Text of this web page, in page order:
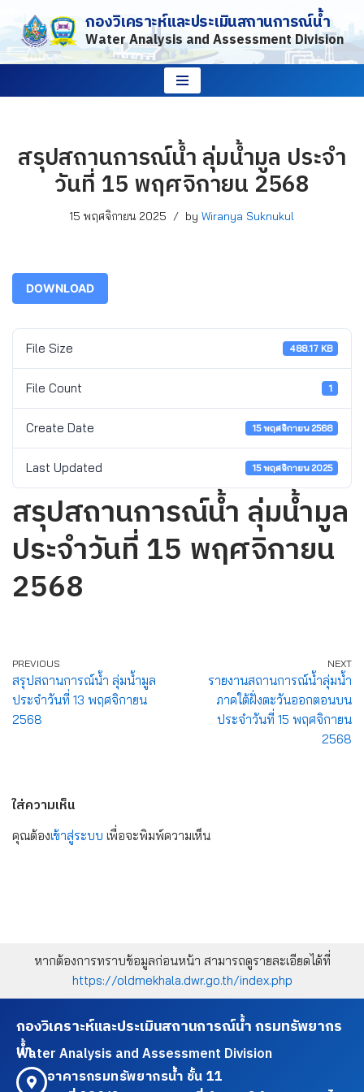
Skip
to
กองวิเคราะห์และประเมินสถานการณ์น้ำ
Water Analysis and Assessment Division
สรุปสถานการณ์น้ำ ลุ่มน้ำมูล ประจำ
วันที่ 15 พฤศจิกายน 2568
15 พฤศจิกายน 2025 by Wiranya Suknukul
DOWNLOAD
File Size 488.17 KB
File Count 1
Create Date 15 พฤศจิกายน 2568
Last Updated 15 พฤศจิกายน 2025
สรุปสถานการณ์น้ำ ลุ่มน้ำมูล
ประจำวันที่ 15 พฤศจิกายน
2568
PREVIOUS
สรุปสถานการณ์น้ำ ลุ่มน้ำมูล
ประจำวันที่ 13 พฤศจิกายน
2568
NEXT
รายงานสถานการณ์น้ำลุ่มน้ำ
ภาคใต้ฝั่งตะวันออกตอนบน
ประจำวันที่ 15 พฤศจิกายน
2568
ใส่ความเห็น
คุณต้องเข้าสู่ระบบ เพื่อจะพิมพ์ความเห็น
หากต้องการทราบข้อมูลก่อนหน้า สามารถดูรายละเอียดได้ที่
https://oldmekhala.dwr.go.th/index.php
กองวิเคราะห์และประเมินสถานการณ์น้ำ กรมทรัพยากร
น้ำ
Water Analysis and Assessment Division
อาคารกรมทรัพยากรน้ำ ชั้น 11